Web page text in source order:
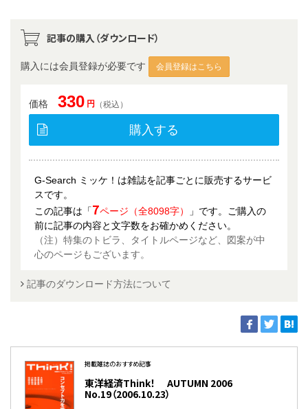
記事の購入（ダウンロード）
購入には会員登録が必要です 会員登録はこちら
価格 330 円 （税込）
購入する
G-Search ミッケ！は雑誌を記事ごとに販売するサービ
スです。
この記事は「7ページ（全8098字）
」です。ご購入の
前に記事の内容と文字数をお確かめください。
（注）特集のトビラ、タイトルページなど、図案が中
心のページもございます。
記事のダウンロード方法について
掲載雑誌のおすすめ記事
東洋経済Think！ AUTUMN 2006
No.19（2006.10.23）